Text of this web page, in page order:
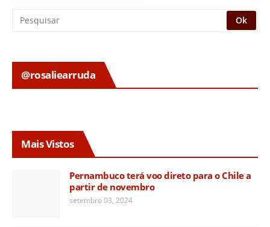
@rosaliearruda
Mais Vistos
Pernambuco terá voo direto para o Chile a
partir de novembro
setembro 03, 2024